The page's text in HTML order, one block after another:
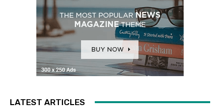
LATEST ARTICLES